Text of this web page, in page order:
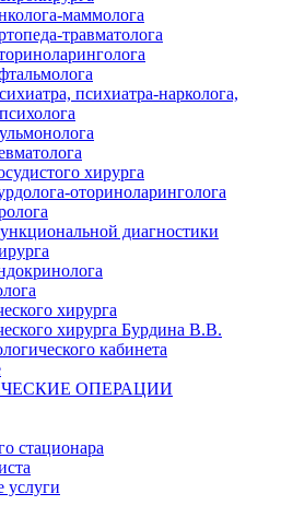
маммолога
травматолога
психиатра-нарколога,
хирурга
оториноларинголога
диагностики
хирурга
хирурга Бурдина В.В.
кабинета
ОПЕРАЦИИ
стационара
услуги